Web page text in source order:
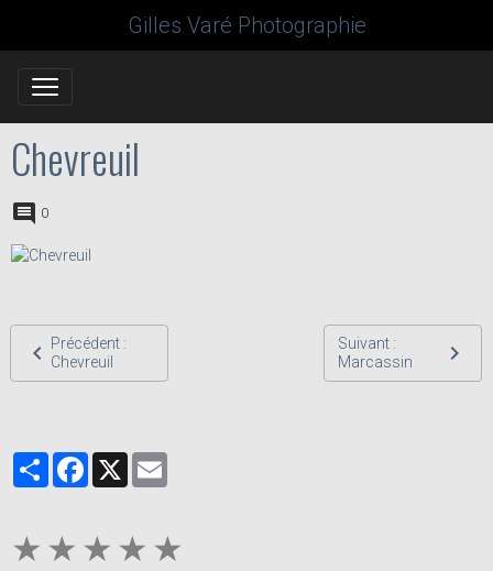
Gilles Varé Photographie
Chevreuil
0
Précédent :
Chevreuil
Suivant :
Marcassin
PartagerFacebook
★ ★ ★ ★ ★